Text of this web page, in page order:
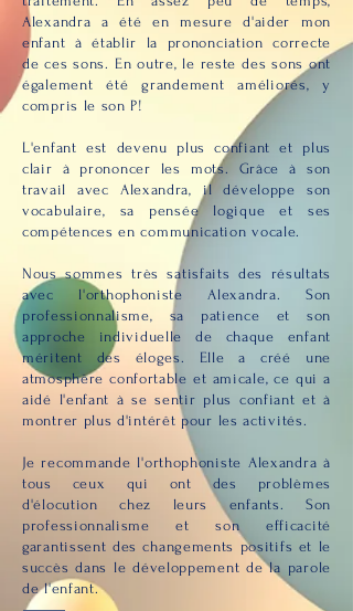
Alexandra a été en mesure d'aider mon
enfant à établir la prononciation correcte
de ces sons. En outre, le reste des sons ont
également été grandement améliorés, y
compris le son P!
L'enfant est devenu plus confiant et plus
clair à prononcer les mots. Grâce à son
travail avec Alexandra, il développe son
vocabulaire, sa pensée logique et ses
compétences en communication vocale.
Nous sommes très satisfaits des résultats
avec l'orthophoniste Alexandra. Son
professionnalisme, sa patience et son
approche individuelle de chaque enfant
méritent des éloges. Elle a créé une
atmosphère confortable et amicale, ce qui a
aidé l'enfant à se sentir plus confiant et à
montrer plus d'intérêt pour les activités.
Je recommande l'orthophoniste Alexandra à
tous ceux qui ont des problèmes
d'élocution chez leurs enfants. Son
professionnalisme et son efficacité
garantissent des changements positifs et le
succès dans le développement de la parole
de l'enfant.